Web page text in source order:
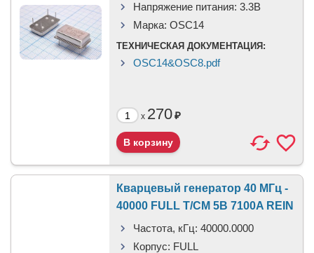
Напряжение питания: 3.3В
Марка: OSC14
ТЕХНИЧЕСКАЯ ДОКУМЕНТАЦИЯ:
OSC14&OSC8.pdf
x 270₽
Кварцевый генератор 40 МГц -
40000 FULL T/CM 5В 7100A REIN
Частота, кГц: 40000.0000
Корпус: FULL